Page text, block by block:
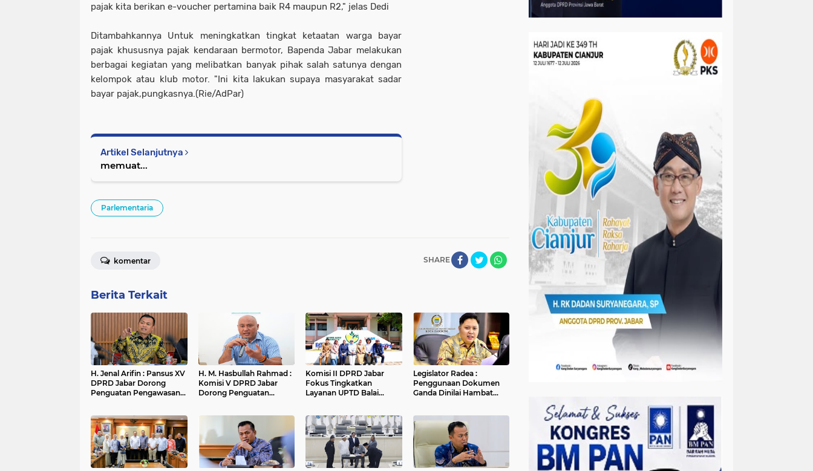
pajak kita berikan e-voucher pertamina baik R4 maupun R2," jelas Dedi
Ditambahkannya Untuk meningkatkan tingkat ketaatan warga bayar
pajak khususnya pajak kendaraan bermotor, Bapenda Jabar melakukan
berbagai kegiatan yang melibatkan banyak pihak salah satunya dengan
kelompok atau klub motor. "Ini kita lakukan supaya masyarakat sadar
bayar pajak,pungkasnya.(Rie/AdPar)
Artikel Selanjutnya
memuat...
Parlementaria
SHARE
komentar
Berita Terkait
H. Jenal Arifin : Pansus XV
DPRD Jabar Dorong
Penguatan Pengawasan
H. M. Hasbullah Rahmad :
Komisi V DPRD Jabar
Dorong Penguatan
Rakyat di Kabupaten
Bandung
Komisi II DPRD Jabar
Fokus Tingkatkan
Layanan UPTD Balai
Legislator Radea :
Penggunaan Dokumen
Ganda Dinilai Hambat
Sampah di Kota Bandung